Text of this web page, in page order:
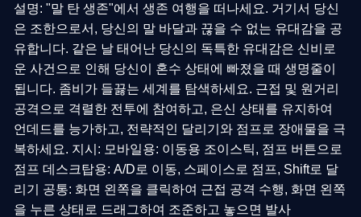
설명: "말 탄 생존"에서 생존 여행을 떠나세요. 거기서 당신
은 조한으로서, 당신의 말 바달과 끊을 수 없는 유대감을 공
유합니다. 같은 날 태어난 당신의 독특한 유대감은 신비로
운 사건으로 인해 당신이 혼수 상태에 빠졌을 때 생명줄이
됩니다. 좀비가 들끓는 세계를 탐색하세요. 근접 및 원거리
공격으로 격렬한 전투에 참여하고, 은신 상태를 유지하여
언데드를 능가하고, 전략적인 달리기와 점프로 장애물을 극
복하세요. 지시: 모바일용: 이동용 조이스틱, 점프 버튼으로
점프 데스크탑용: A/D로 이동, 스페이스로 점프, Shift로 달
리기 공통: 화면 왼쪽을 클릭하여 근접 공격 수행, 화면 왼쪽
을 누른 상태로 드래그하여 조준하고 놓으면 발사